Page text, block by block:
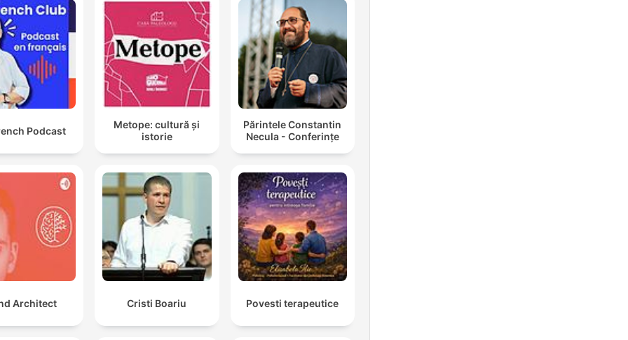
Podcast
Metope: cultură și
istorie
Părintele Constantin
Necula - Conferințe
Architect Cristi Boariu Povesti terapeutice